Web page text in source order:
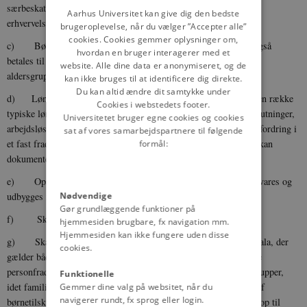
særbeskattede indkomst. De sædvanlige fradrag for indkomstens
erhvervelse bibeholdes.
c) Børnetilskuddene forhøjes og udbetales direkte. De kan også
betales til forældre, der forsørger børn under fortsat uddannelse i
aldersgrupperne over 18 år.
d) Lønmodtagerfradraget forhøjes, og det overvejes at samle en række
typiske lønmodtagerudgifter såsom udgifter til faglige sammenslutninger,
arbejdsløshedsforsikring, arbejdsmarkedets tillægspension og befordring i
et fast fradrag. Såfremt større udgifter til de pågældende formål kan
dokumenteres, kan fradraget dog i enkelte tilfælde forøges.
e) Opsparingsfradraget for kapitalbindingsordninger m.v. bevares og
udbygges i takt med indkomst- og lønudviklingen.
f) Skattefradragsretten bevares.
g) Skalaen for statsskatten ændres og afløses af en enhedsskala, der
gælder både for forsørgere og enlige, og hvor alene de forskellige
personfradrag medfører forskel i beskatningen for de to persongrupper,
idet familiepolitiske hensyn til børn bør tages ved fastsættelsen af
børnetilskuddene. Enhedsskalaen udskrives med samme procent op til
DANISH
Aarhus Universitet kan give dig den bedste
brugeroplevelse, når du vælger ”Accepter alle”
cookies. Cookies gemmer oplysninger om,
hvordan en bruger interagerer med et
website. Alle dine data er anonymiseret, og de
kan ikke bruges til at identificere dig direkte.
Du kan altid ændre dit samtykke under
Cookies i webstedets footer.
Universitetet bruger egne cookies og cookies
sat af vores samarbejdspartnere til følgende
formål:
Nødvendige
Gør grundlæggende funktioner på
hjemmesiden brugbare, fx navigation mm.
Hjemmesiden kan ikke fungere uden disse
cookies.
Funktionelle
Gemmer dine valg på websitet, når du
navigerer rundt, fx sprog eller login.